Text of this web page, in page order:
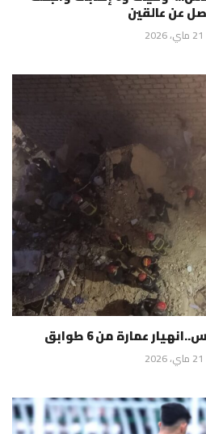
عن عالقين
21 ماي، 2026
عمارة من 6 طوابق
21 ماي، 2026